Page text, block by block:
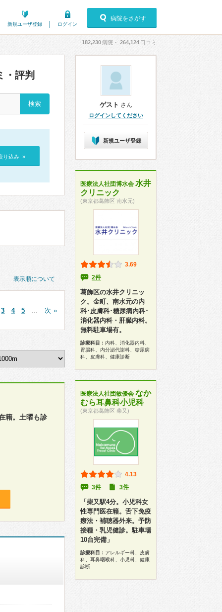
新規ユーザ登録 ログイン
病院をさがす
182,230病院・ 264,124 口コミ
・評判
り込み »
表示順について
3 4 5 次 »
籍。土曜も診
ゲスト さん
ログインしてください
新規ユーザ登録
医療法人社団博水会 水井
クリニック
(東京都葛飾区 南水元)
3.69
2件
葛飾区の水井クリニッ
ク。金町、南水元の内
科･皮膚科･糖尿病内科･
消化器内科・肝臓内科。
無料駐車場有。
診療科目： 内科、消化器内科、
胃腸科、内分泌代謝科、糖尿病
科、皮膚科、健康診断
医療法人社団敏優会 なか
むら耳鼻科小児科
(東京都葛飾区 柴又)
4.13
3件
3件
「柴又駅4分。小児科女
性専門医在籍。舌下免疫
療法・補聴器外来。予防
接種・乳児健診。駐車場
10台完備」
診療科目： アレルギー科、皮膚
科、耳鼻咽喉科、小児科、健康
診断